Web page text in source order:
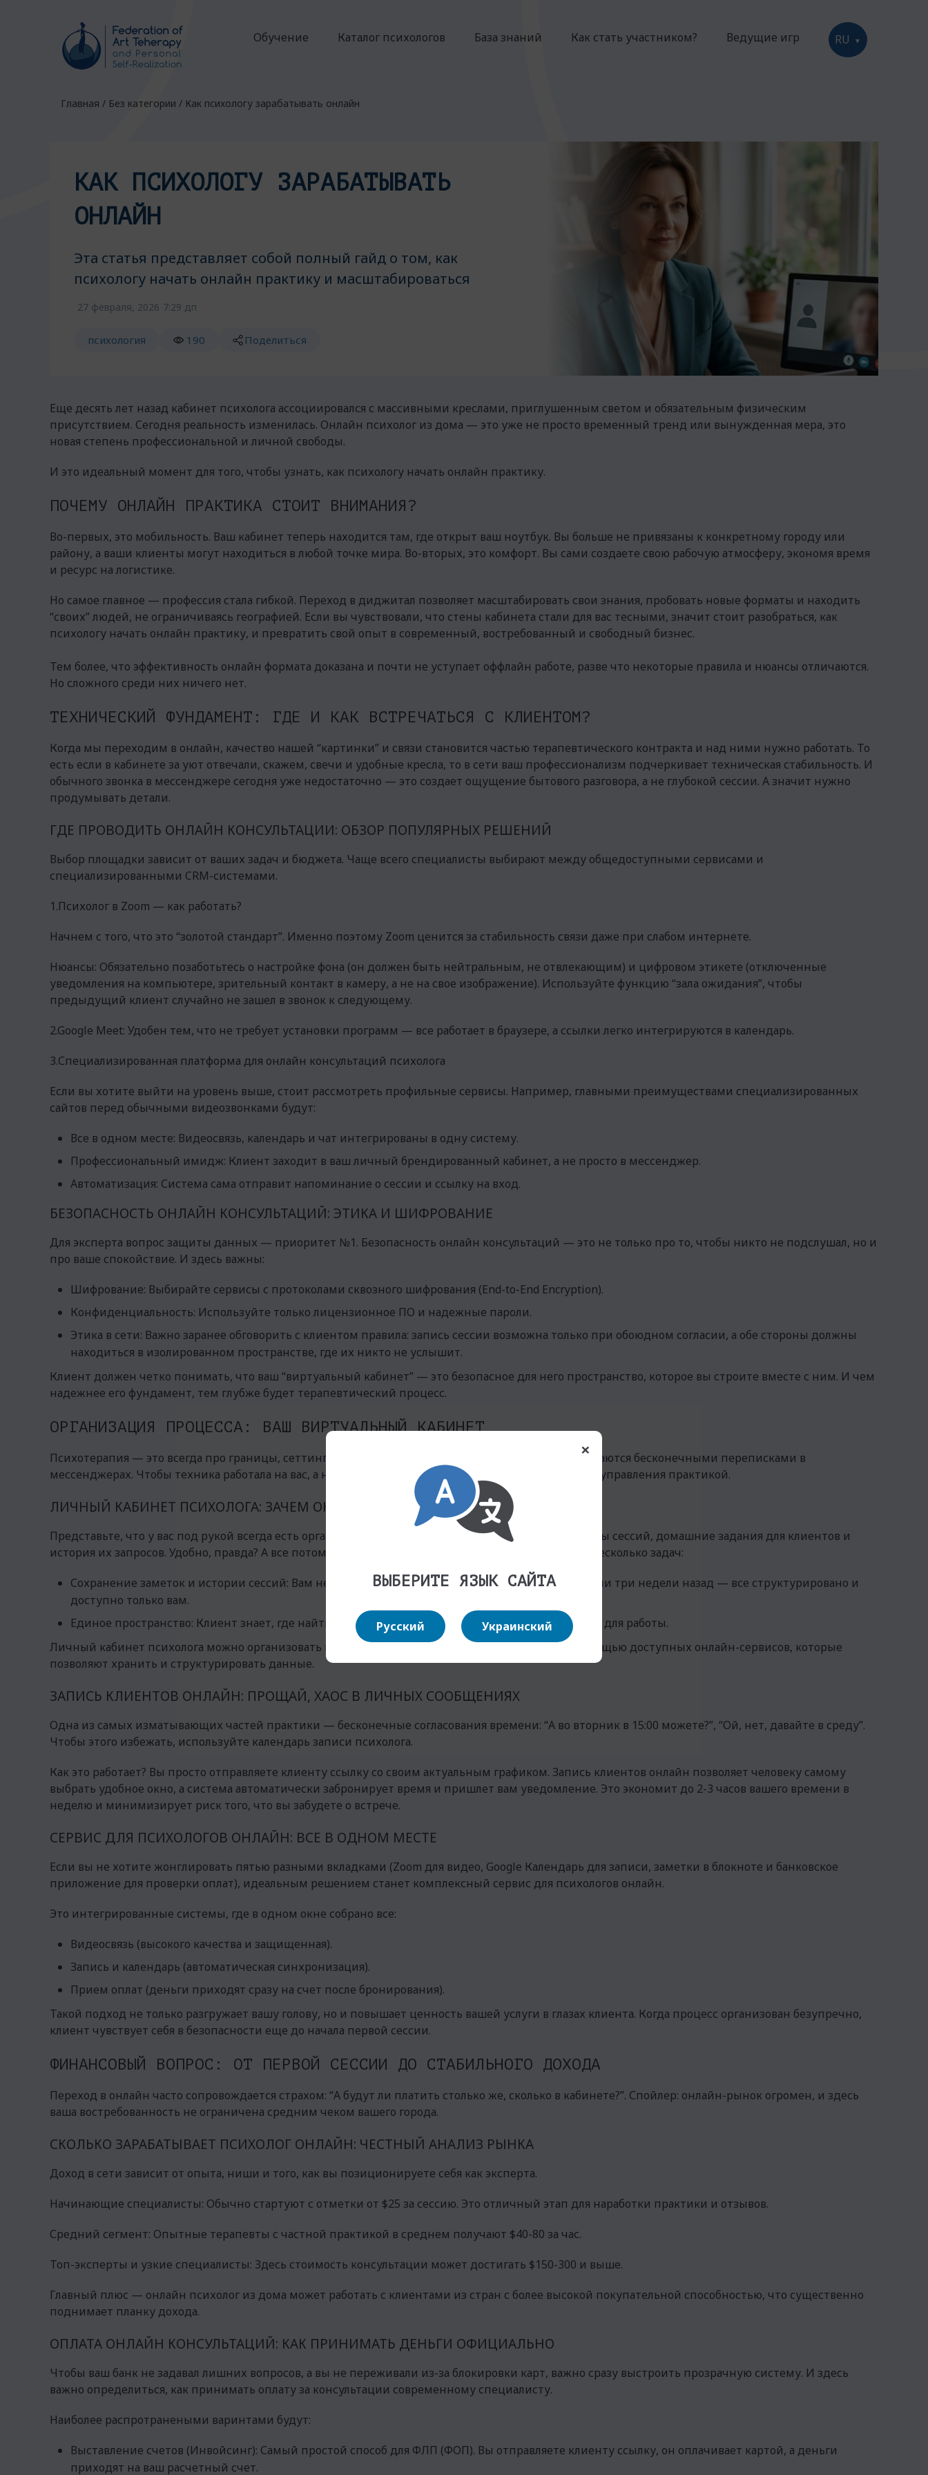
Обучение Каталог психологов База знаний Как стать участником? Ведущие игр RU
Главная / Без категории / Как психологу зарабатывать онлайн
КАК ПСИХОЛОГУ ЗАРАБАТЫВАТЬ
ОНЛАЙН
Эта статья представляет собой полный гайд о том, как
психологу начать онлайн практику и масштабироваться
27 февраля, 2026 7:29 дп
психология 190 Поделиться
Еще десять лет назад кабинет психолога ассоциировался с массивными креслами, приглушенным светом и обязательным физическим
присутствием. Сегодня реальность изменилась. Онлайн психолог из дома — это уже не просто временный тренд или вынужденная мера, это
новая степень профессиональной и личной свободы.
И это идеальный момент для того, чтобы узнать, как психологу начать онлайн практику.
ПОЧЕМУ ОНЛАЙН ПРАКТИКА СТОИТ ВНИМАНИЯ?
Во-первых, это мобильность. Ваш кабинет теперь находится там, где открыт ваш ноутбук. Вы больше не привязаны к конкретному городу или
району, а ваши клиенты могут находиться в любой точке мира. Во-вторых, это комфорт. Вы сами создаете свою рабочую атмосферу, экономя время
и ресурс на логистике.
Но самое главное — профессия стала гибкой. Переход в диджитал позволяет масштабировать свои знания, пробовать новые форматы и находить
“своих” людей, не ограничиваясь географией. Если вы чувствовали, что стены кабинета стали для вас тесными, значит стоит разобраться, как
психологу начать онлайн практику, и превратить свой опыт в современный, востребованный и свободный бизнес.
Тем более, что эффективность онлайн формата доказана и почти не уступает оффлайн работе, разве что некоторые правила и нюансы отличаются.
Но сложного среди них ничего нет.
ТЕХНИЧЕСКИЙ ФУНДАМЕНТ: ГДЕ И КАК ВСТРЕЧАТЬСЯ С КЛИЕНТОМ?
Когда мы переходим в онлайн, качество нашей “картинки” и связи становится частью терапевтического контракта и над ними нужно работать. То
есть если в кабинете за уют отвечали, скажем, свечи и удобные кресла, то в сети ваш профессионализм подчеркивает техническая стабильность. И
обычного звонка в мессенджере сегодня уже недостаточно — это создает ощущение бытового разговора, а не глубокой сессии. А значит нужно
продумывать детали.
ГДЕ ПРОВОДИТЬ ОНЛАЙН КОНСУЛЬТАЦИИ: ОБЗОР ПОПУЛЯРНЫХ РЕШЕНИЙ
Выбор площадки зависит от ваших задач и бюджета. Чаще всего специалисты выбирают между общедоступными сервисами и
специализированными CRM-системами.
1.Психолог в Zoom — как работать?
Начнем с того, что это “золотой стандарт”. Именно поэтому Zoom ценится за стабильность связи даже при слабом интернете.
Нюансы: Обязательно позаботьтесь о настройке фона (он должен быть нейтральным, не отвлекающим) и цифровом этикете (отключенные
уведомления на компьютере, зрительный контакт в камеру, а не на свое изображение). Используйте функцию “зала ожидания”, чтобы
предыдущий клиент случайно не зашел в звонок к следующему.
2.Google Meet: Удобен тем, что не требует установки программ — все работает в браузере, а ссылки легко интегрируются в календарь.
3.Специализированная платформа для онлайн консультаций психолога
Если вы хотите выйти на уровень выше, стоит рассмотреть профильные сервисы. Например, главными преимуществами специализированных
сайтов перед обычными видеозвонками будут:
Все в одном месте: Видеосвязь, календарь и чат интегрированы в одну систему.
Профессиональный имидж: Клиент заходит в ваш личный брендированный кабинет, а не просто в мессенджер.
Автоматизация: Система сама отправит напоминание о сессии и ссылку на вход.
БЕЗОПАСНОСТЬ ОНЛАЙН КОНСУЛЬТАЦИЙ: ЭТИКА И ШИФРОВАНИЕ
Для эксперта вопрос защиты данных — приоритет №1. Безопасность онлайн консультаций — это не только про то, чтобы никто не подслушал, но и
про ваше спокойствие. И здесь важны:
Шифрование: Выбирайте сервисы с протоколами сквозного шифрования (End-to-End Encryption).
Конфиденциальность: Используйте только лицензионное ПО и надежные пароли.
Этика в сети: Важно заранее обговорить с клиентом правила: запись сессии возможна только при обоюдном согласии, а обе стороны должны
находиться в изолированном пространстве, где их никто не услышит.
Клиент должен четко понимать, что ваш “виртуальный кабинет” — это безопасное для него пространство, которое вы строите вместе с ним. И чем
надежнее его фундамент, тем глубже будет терапевтический процесс.
ОРГАНИЗАЦИЯ ПРОЦЕССА: ВАШ ВИРТУАЛЬНЫЙ КАБИНЕТ
Психотерапия — это всегда про границы, сеттинг и порядок. В онлайне эти границы легко размываются бесконечными переписками в
мессенджерах. Чтобы техника работала на вас, а не вы на нее, важно выстроить четкую структуру управления практикой.
ЛИЧНЫЙ КАБИНЕТ ПСИХОЛОГА: ЗАЧЕМ ОН НУЖЕН?
Представьте, что у вас под рукой всегда есть организованное пространство, где хранятся протоколы сессий, домашние задания для клиентов и
история их запросов. Удобно, правда? А все потому, что личный кабинет психолога решает сразу несколько задач:
Сохранение заметок и истории сессий: Вам не нужно судорожно вспоминать, о чем вы говорили три недели назад — все структурировано и
доступно только вам.
Единое пространство: Клиент знает, где найти ссылку на встречу, а вы — где лежат материалы для работы.
Личный кабинет психолога можно организовать на специализированных платформах либо с помощью доступных онлайн-сервисов, которые
позволяют хранить и структурировать данные.
ЗАПИСЬ КЛИЕНТОВ ОНЛАЙН: ПРОЩАЙ, ХАОС В ЛИЧНЫХ СООБЩЕНИЯХ
Одна из самых изматывающих частей практики — бесконечные согласования времени: “А во вторник в 15:00 можете?”, “Ой, нет, давайте в среду”.
Чтобы этого избежать, используйте календарь записи психолога.
Как это работает? Вы просто отправляете клиенту ссылку со своим актуальным графиком. Запись клиентов онлайн позволяет человеку самому
выбрать удобное окно, а система автоматически забронирует время и пришлет вам уведомление. Это экономит до 2-3 часов вашего времени в
неделю и минимизирует риск того, что вы забудете о встрече.
СЕРВИС ДЛЯ ПСИХОЛОГОВ ОНЛАЙН: ВСЕ В ОДНОМ МЕСТЕ
Если вы не хотите жонглировать пятью разными вкладками (Zoom для видео, Google Календарь для записи, заметки в блокноте и банковское
приложение для проверки оплат), идеальным решением станет комплексный сервис для психологов онлайн.
Это интегрированные системы, где в одном окне собрано все:
Видеосвязь (высокого качества и защищенная).
Запись и календарь (автоматическая синхронизация).
Прием оплат (деньги приходят сразу на счет после бронирования).
Такой подход не только разгружает вашу голову, но и повышает ценность вашей услуги в глазах клиента. Когда процесс организован безупречно,
клиент чувствует себя в безопасности еще до начала первой сессии.
ФИНАНСОВЫЙ ВОПРОС: ОТ ПЕРВОЙ СЕССИИ ДО СТАБИЛЬНОГО ДОХОДА
Переход в онлайн часто сопровождается страхом: “А будут ли платить столько же, сколько в кабинете?”. Спойлер: онлайн-рынок огромен, и здесь
ваша востребованность не ограничена средним чеком вашего города.
СКОЛЬКО ЗАРАБАТЫВАЕТ ПСИХОЛОГ ОНЛАЙН: ЧЕСТНЫЙ АНАЛИЗ РЫНКА
Доход в сети зависит от опыта, ниши и того, как вы позиционируете себя как эксперта.
Начинающие специалисты: Обычно стартуют с отметки от $25 за сессию. Это отличный этап для наработки практики и отзывов.
Средний сегмент: Опытные терапевты с частной практикой в среднем получают $40-80 за час.
Топ-эксперты и узкие специалисты: Здесь стоимость консультации может достигать $150-300 и выше.
Главный плюс — онлайн психолог из дома может работать с клиентами из стран с более высокой покупательной способностью, что существенно
поднимает планку дохода.
ОПЛАТА ОНЛАЙН КОНСУЛЬТАЦИЙ: КАК ПРИНИМАТЬ ДЕНЬГИ ОФИЦИАЛЬНО
Чтобы ваш банк не задавал лишних вопросов, а вы не переживали из-за блокировки карт, важно сразу выстроить прозрачную систему. И здесь
важно определиться, как принимать оплату за консультации современному специалисту.
Наиболее распротранеными варинтами будут:
Выставление счетов (Инвойсинг): Самый простой способ для ФЛП (ФОП). Вы отправляете клиенту ссылку, он оплачивает картой, а деньги
приходят на ваш расчетный счет.
×
ВЫБЕРИТЕ ЯЗЫК САЙТА
Русский Украинский